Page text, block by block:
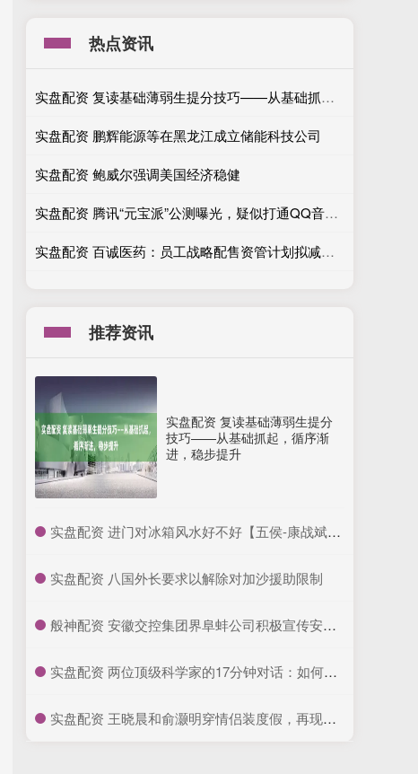
热点资讯
实盘配资 复读基础薄弱生提分技巧——从基础抓起，循序渐进，稳步提升
实盘配资 鹏辉能源等在黑龙江成立储能科技公司
实盘配资 鲍威尔强调美国经济稳健
实盘配资 腾讯“元宝派”公测曝光，疑似打通QQ音乐、腾讯视频资源
实盘配资 百诚医药：员工战略配售资管计划拟减持不超0.5077%股份
推荐资讯
实盘配资 复读基础薄弱生提分
技巧——从基础抓起，循序渐
进，稳步提升
​实盘配资 进门对冰箱风水好不好【五侯-康战斌】_文化_郭千伟_厨房
​实盘配资 八国外长要求以解除对加沙援助限制
​般神配资 安徽交控集团界阜蚌公司积极宣传安徽省高速公路差异化收费政策_大皖新闻 | 安徽网
​实盘配资 两位顶级科学家的17分钟对话：如何训练“善良”的AI
​实盘配资 王晓晨和俞灏明穿情侣装度假，再现孕味，俞灏明罕穿短袖露出疤痕